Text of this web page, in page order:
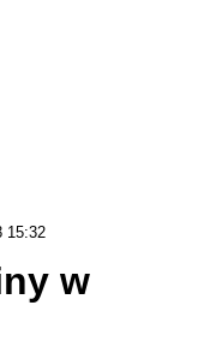
15:32
w